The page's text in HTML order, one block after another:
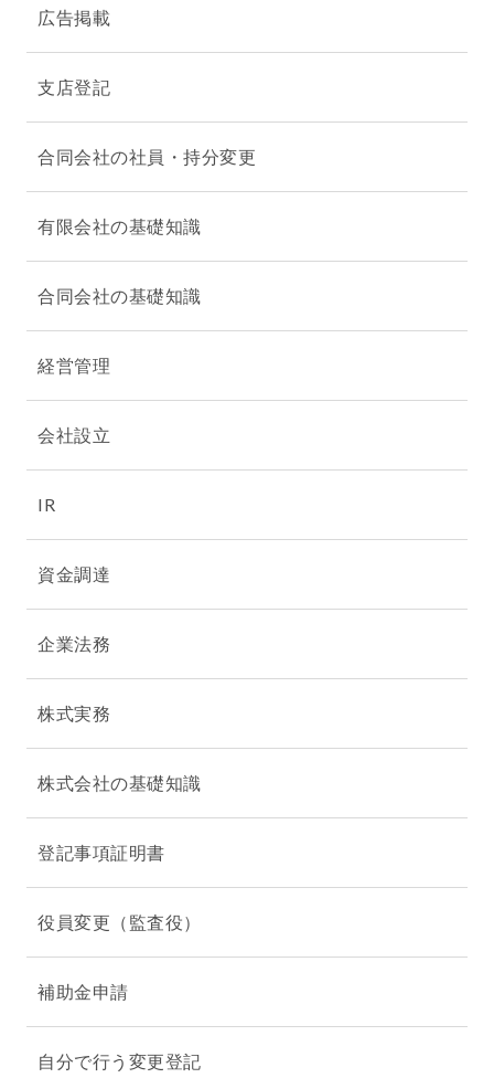
広告掲載
支店登記
合同会社の社員・持分変更
有限会社の基礎知識
合同会社の基礎知識
経営管理
会社設立
IR
資金調達
企業法務
株式実務
株式会社の基礎知識
登記事項証明書
役員変更（監査役）
補助金申請
自分で行う変更登記